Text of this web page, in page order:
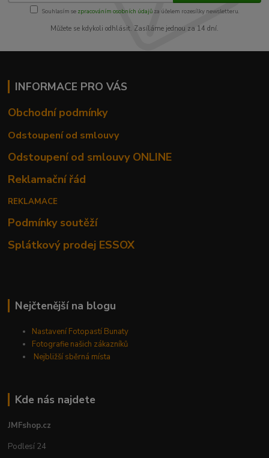
Souhlasím se zpracováním osobních údajůza účelem rozesílky newsletteru.
Můžete se kdykoli odhlásit. Zasíláme jednou za 14 dní.
INFORMACE PRO VÁS
Obchodní podmínky
Odstoupení od smlouvy
Odstoupení od smlouvy ONLINE
Reklamační řád
REKLAMACE
Podmínky soutěží
Splátkový prodej ESSOX
Nejčtenější na blogu
Nastavení Fotopastí Bunaty
Fotografie našich zákazníků
Nejbližší sběrná místa
Kde nás najdete
JMFshop.cz
Podlesí 24